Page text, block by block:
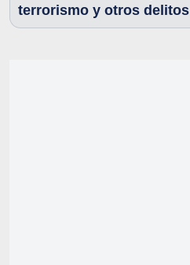
terrorismo y otros delitos